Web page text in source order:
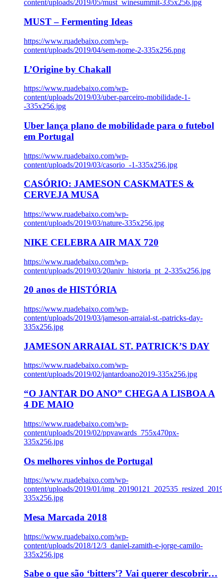
content/uploads/2019/05/must_winesummit-335x256.jpg
MUST – Fermenting Ideas
https://www.ruadebaixo.com/wp-
content/uploads/2019/04/sem-nome-2-335x256.png
L’Origine by Chakall
https://www.ruadebaixo.com/wp-
content/uploads/2019/03/uber-parceiro-mobilidade-1-
-335x256.jpg
Uber lança plano de mobilidade para o futebol
em Portugal
https://www.ruadebaixo.com/wp-
content/uploads/2019/03/casorio_-1-335x256.jpg
CASÓRIO: JAMESON CASKMATES &
CERVEJA MUSA
https://www.ruadebaixo.com/wp-
content/uploads/2019/03/nature-335x256.jpg
NIKE CELEBRA AIR MAX 720
https://www.ruadebaixo.com/wp-
content/uploads/2019/03/20aniv_historia_pt_2-335x256.jpg
20 anos de HISTÓRIA
https://www.ruadebaixo.com/wp-
content/uploads/2019/03/jameson-arraial-st.-patricks-day-
335x256.jpg
JAMESON ARRAIAL ST. PATRICK’S DAY
https://www.ruadebaixo.com/wp-
content/uploads/2019/02/jantardoano2019-335x256.jpg
“O JANTAR DO ANO” CHEGA A LISBOA A
4 DE MAIO
https://www.ruadebaixo.com/wp-
content/uploads/2019/02/ppvawards_755x470px-
335x256.jpg
Os melhores vinhos de Portugal
https://www.ruadebaixo.com/wp-
content/uploads/2019/01/
335x256.jpg
Mesa Marcada 2018
https://www.ruadebaixo.com/wp-
content/uploads/2018/12/3_daniel-zamith-e-jorge-camilo-
335x256.jpg
Sabe o que são ‘bitters’? Vai querer descobrir…